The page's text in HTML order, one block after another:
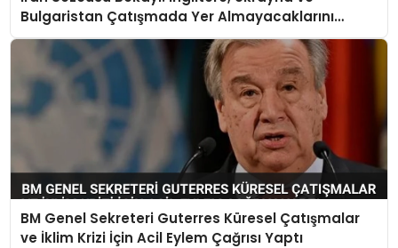
Bulgaristan Çatışmada Yer Almayacaklarını
Bildirdi
BM Genel Sekreteri Guterres Küresel Çatışmalar
ve İklim Krizi İçin Acil Eylem Çağrısı Yaptı